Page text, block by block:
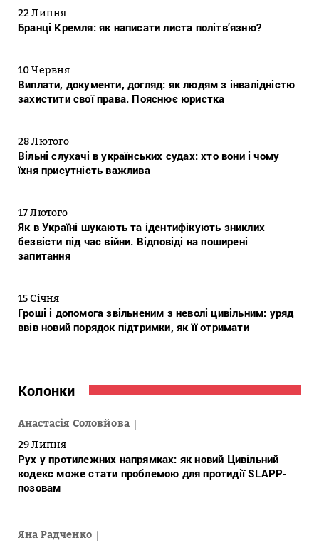
22 Липня
Бранці Кремля: як написати листа політв’язню?
10 Червня
Виплати, документи, догляд: як людям з інвалідністю
захистити свої права. Пояснює юристка
28 Лютого
Вільні слухачі в українських судах: хто вони і чому
їхня присутність важлива
17 Лютого
Як в Україні шукають та ідентифікують зниклих
безвісти під час війни. Відповіді на поширені
запитання
15 Січня
Гроші і допомога звільненим з неволі цивільним: уряд
ввів новий порядок підтримки, як її отримати
Колонки
Анастасія Соловйова
29 Липня
Рух у протилежних напрямках: як новий Цивільний
кодекс може стати проблемою для протидії SLAPP-
позовам
Яна Радченко